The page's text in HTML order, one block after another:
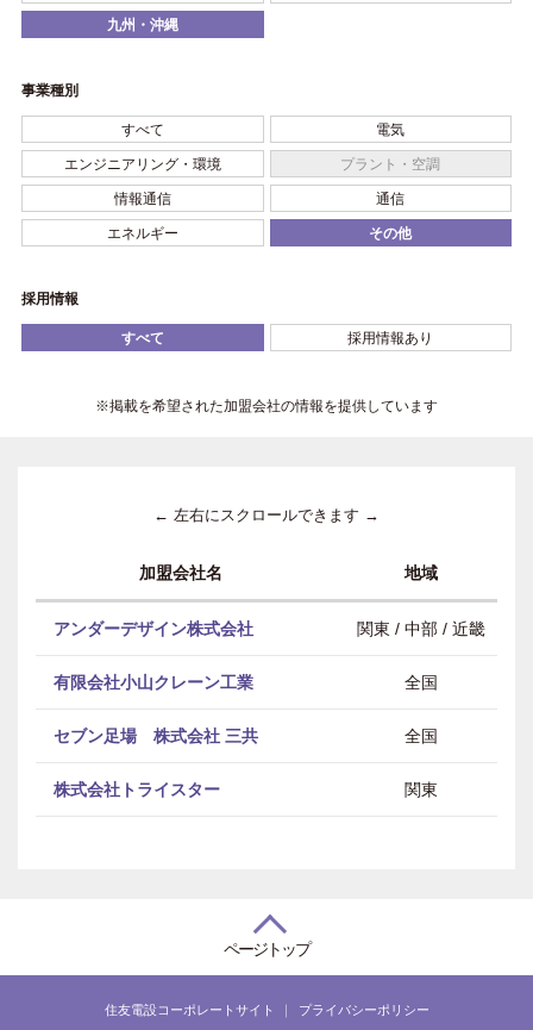
九州・沖縄
事業種別
すべて 電気
エンジニアリング・環境 プラント・空調
情報通信 通信
エネルギー その他
採用情報
すべて 採用情報あり
※掲載を希望された加盟会社の情報を提供しています
← 左右にスクロールできます →
加盟会社名 地域
アンダーデザイン株式会社 関東 / 中部 / 近畿
有限会社小山クレーン工業 全国
セブン足場 株式会社 三共 全国
株式会社トライスター 関東
ページトップ
住友電設コーポレートサイト プライバシーポリシー